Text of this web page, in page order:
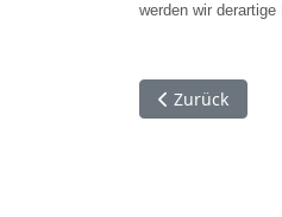
werden wir
Vorheriger
Zurück